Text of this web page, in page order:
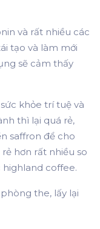
và rất nhiều các
tạo và làm mới
sẽ cảm thấy
khỏe trí tuệ và
thì lại quá rẻ,
saffron để cho
hơn rất nhiều so
highland coffee.
the, lấy lại